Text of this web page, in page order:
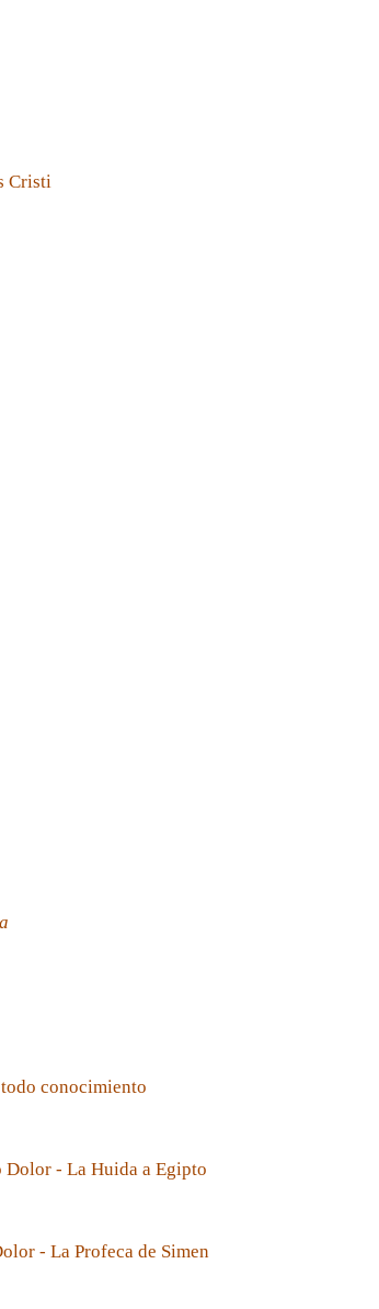
Cristi
todo conocimiento
Dolor - La Huida a Egipto
- La Profeca de Simen